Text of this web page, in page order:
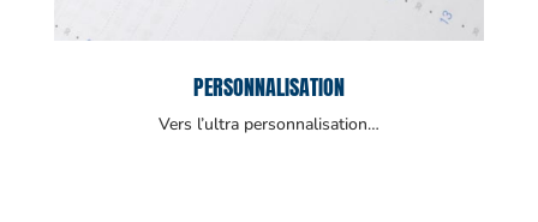
PERSONNALISATION
Vers l’ultra personnalisation…